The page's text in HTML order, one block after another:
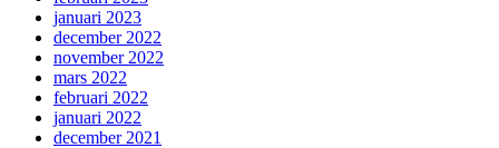
januari 2023
december 2022
november 2022
mars 2022
februari 2022
januari 2022
december 2021